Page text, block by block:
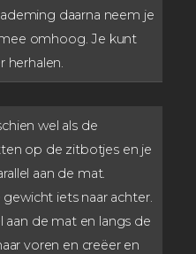
daarna neem je
omhoog. Je kunt
herhalen.
wel als de
op de zitbotjes en je
aan de mat.
iets naar achter.
aan de mat en langs de
voren en creëer en